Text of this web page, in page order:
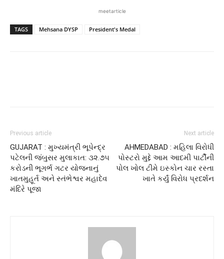
meetarticle
TAGS Mehsana DYSP President's Medal
Previous article
GUJARAT : મુખ્યમંત્રી ભૂપેન્દ્ર
પટેલની જંબુસર મુલાકાત: ૩૨.૭૫
કરોડની ભૂગર્ભ ગટર યોજનાનું
ખાતમુહૂર્ત અને સ્તંભેશ્વર મહાદેવ
મંદિરે પૂજા
Next article
AHMEDABAD : મહિલા વિરોધી
પોસ્ટરો મુદ્દે આમ આદમી પાર્ટીની
પોલ ખોલ ટીમે ઇસ્કોન ચાર રસ્તા
ખાતે કર્યું વિરોધ પ્રદર્શન